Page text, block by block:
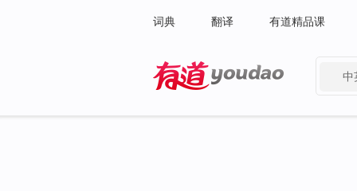
词典 翻译 有道精品课
中